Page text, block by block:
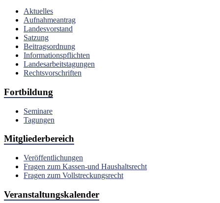
Aktuelles
Aufnahmeantrag
Landesvorstand
Satzung
Beitragsordnung
Informationspflichten
Landesarbeitstagungen
Rechtsvorschriften
Fortbildung
Seminare
Tagungen
Mitgliederbereich
Veröffentlichungen
Fragen zum Kassen-und Haushaltsrecht
Fragen zum Vollstreckungsrecht
Veranstaltungskalender